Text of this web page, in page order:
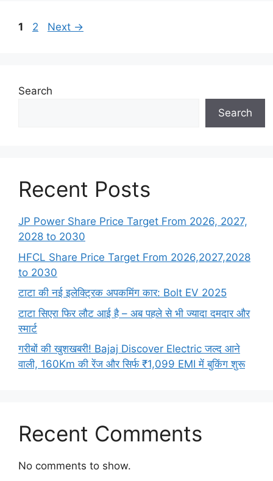
Page
1 Page
2 Next →
Search
Search
Recent Posts
JP Power Share Price Target From 2026, 2027,
2028 to 2030
HFCL Share Price Target From 2026,2027,2028
to 2030
टाटा की नई इलेक्ट्रिक अपकमिंग कार: Bolt EV 2025
टाटा सिएरा फिर लौट आई है – अब पहले से भी ज्यादा दमदार और
स्मार्ट
गरीबों की खुशखबरी! Bajaj Discover Electric जल्द आने
वाली, 160Km की रेंज और सिर्फ ₹1,099 EMI में बुकिंग शुरू
Recent Comments
No comments to show.